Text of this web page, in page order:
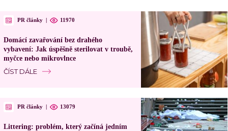
PR články | 11970
Domácí zavařování bez drahého
vybavení: Jak úspěšně sterilovat v troubě,
myčce nebo mikrovlnce
ČÍST DÁLE
PR články | 13079
Littering: problém, který začíná jedním